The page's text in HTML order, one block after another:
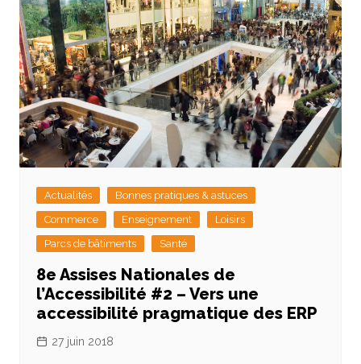
Actualités
Bonnes pratiques & astuces
Commerce
Enseignement
Loisirs
Parcs de bâtiments
Santé
8e Assises Nationales de
l’Accessibilité #2 – Vers une
accessibilité pragmatique des ERP
27 juin 2018